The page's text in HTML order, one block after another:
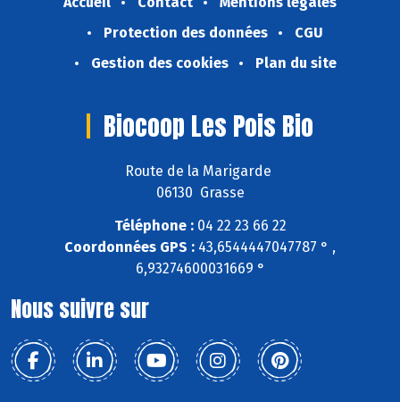
Protection des données
CGU
Gestion des cookies
Plan du site
Biocoop Les Pois Bio
Route de la Marigarde
06130 Grasse
Téléphone :04 22 23 66 22
Coordonnées GPS : 43,6544447047787 ° ,
6,93274600031669 °
Nous suivre sur